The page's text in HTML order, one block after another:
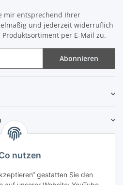
nutzen
gestatten Sie den
mir entsprechend Ihrer
und jederzeit widerruflich
per E-Mail zu.
Abonnieren